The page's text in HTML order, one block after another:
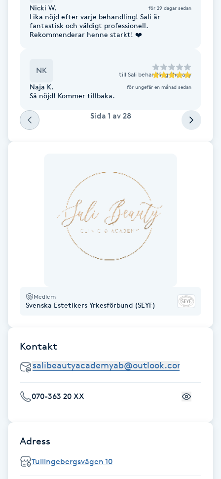
Fransk manikyr
Fransrengöring
Friskvård
Friskvårdsmassage
Gelenaglar
Gellack
Gravidmassage
Gruppträning
Gua Sha-massage
Nicki W. för 29 dagar sedan
Lika nöjd efter varje behandling! Sali är
fantastisk och väldigt professionell.
Rekommenderar henne starkt! ❤️
NK till Sali behandling therapy
Naja K. för ungefär en månad sedan
Så nöjd! Kommer tillbaka.
Sida 1 av 28
Medlem
Svenska Estetikers Yrkesförbund (SEYF)
Kontakt
070-363 20 XX
Adress
Tullingebergsvägen 10